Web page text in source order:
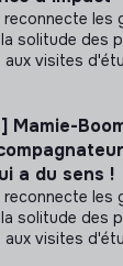
Shift Your
reconnecte les
solitude des
aux visites
Mamie-
a du sens !
reconnecte les
solitude des
aux visites